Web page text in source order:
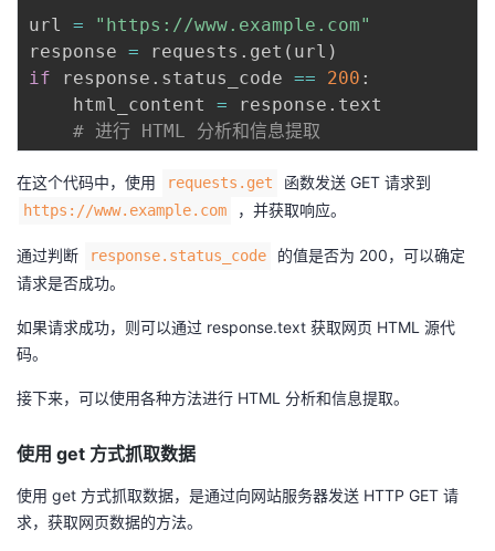
url =
"https://www.example.com"
response = requests . get ( url )
if response . status_code == 200 :
    html_content
= response . text
# 进行 HTML 分析和信息提取
在这个代码中，使用 requests.get 函数发送 GET 请求到
https://www.example.com ，并获取响应。
通过判断 response.status_code
的值是否为 200，可以确定
请求是否成功。
如果请求成功，则可以通过 response.text 获取网页 HTML 源代
码。
接下来，可以使用各种方法进行 HTML 分析和信息提取。
使用 get 方式抓取数据
使用 get 方式抓取数据，是通过向网站服务器发送 HTTP GET 请
求，获取网页数据的方法。